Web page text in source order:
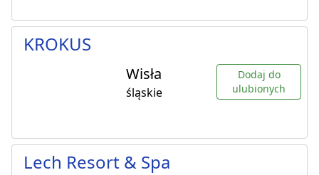
KROKUS
Wisła
śląskie
Dodaj do
ulubionych
Lech Resort & Spa